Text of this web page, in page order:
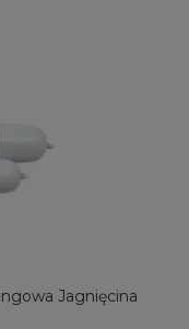
Jagnięcina